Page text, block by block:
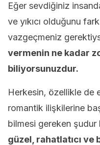
Eğer sevdiğiniz
ve yıkıcı olduğunu
vazgeçmeniz
vermenin ne kadar
biliyorsunuzdur.
Herkesin, özellikle de
romantik ilişkilerine
bilmesi gereken şudur
güzel, rahatlatıcı ve